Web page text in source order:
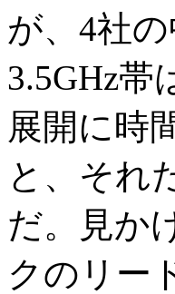
が、4社
3.5GHz帯
展開に時
と、それ
だ。見か
クのリー